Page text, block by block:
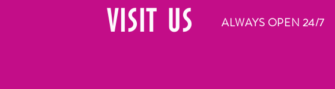
VISIT US ALWAYS OPEN 24/7